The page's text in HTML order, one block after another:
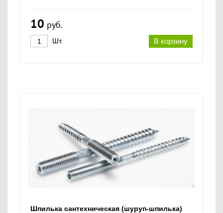
10 руб.
В корзину
Шт.
Шпилька сантехническая (шуруп-шпилька)